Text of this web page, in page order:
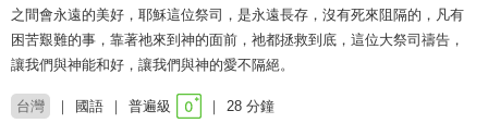
之間會永遠的美好，耶穌這位祭司，是永遠長存，沒有死來阻隔的，凡有
困苦艱難的事，靠著祂來到神的面前，祂都拯救到底，這位大祭司禱告，
讓我們與神能和好，讓我們與神的愛不隔絕。
台灣 國語 普遍級 28 分鐘